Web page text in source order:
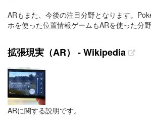
ARもまた、今後の注目分野となります。
ホを使った位置情報ゲームもARを使った分野
拡張現実（AR） - Wikipedia
ARに関する説明です。